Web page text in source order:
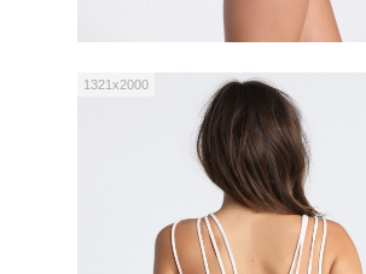
1321x2000